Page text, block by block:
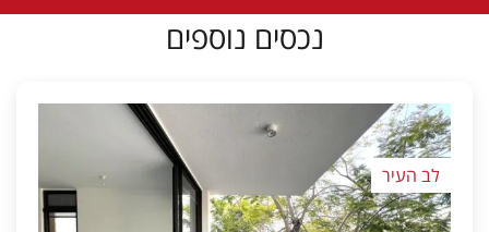
נכסים נוספים
לב העיר